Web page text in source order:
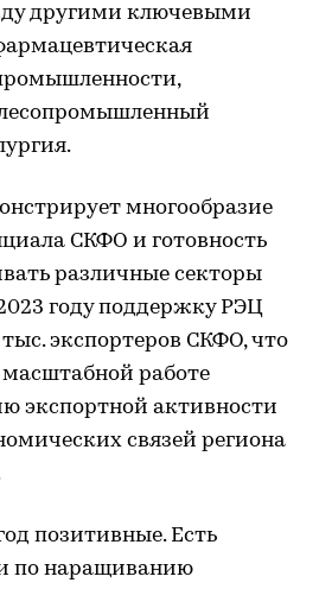
другими ключевыми
многообразие
СКФО и готовность
различные секторы
году поддержку РЭЦ
тыс. экспортеров СКФО, что
масштабной работе
экспортной активности
связей региона
позитивные. Есть
по наращиванию